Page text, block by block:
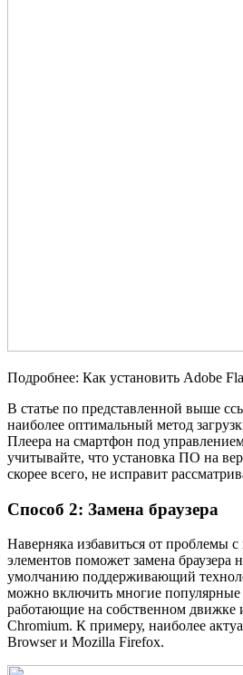
Подробнее: Как установить Adobe
В статье по представленной выше
наиболее оптимальный метод
Плеера на смартфон под
учитывайте, что установка ПО на
скорее всего, не исправит
Способ 2: Замена браузера
Наверняка избавиться от проблемы
элементов поможет замена браузера
умолчанию поддерживающий
можно включить многие популярные
работающие на собственном движке
Chromium. К примеру, наиболее
Browser и Mozilla Firefox.